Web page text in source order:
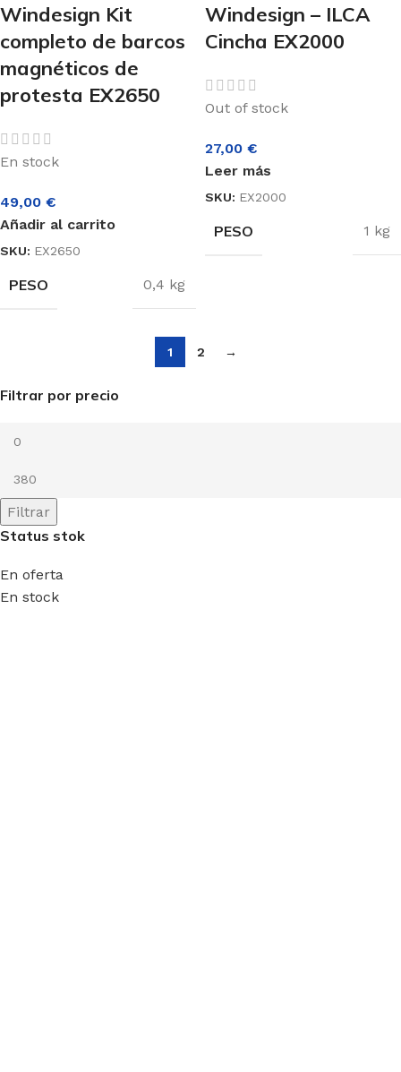
Windesign Kit
completo de barcos
magnéticos de
protesta EX2650
En stock
49,00 €
Añadir al carrito
SKU: EX2650
PESO 0,4 kg
Windesign – ILCA
Cincha EX2000
Out of stock
27,00 €
Leer más
SKU: EX2000
PESO 1 kg
1 2 →
Filtrar por precio
Filtrar
Status stok
En oferta
En stock